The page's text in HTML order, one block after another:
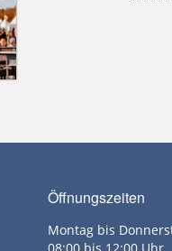
Öffnungszeiten
Montag bis